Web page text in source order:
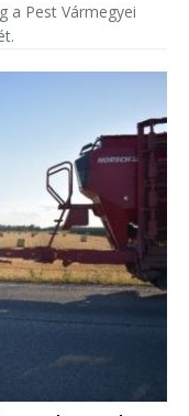
a Pest Vármegyei